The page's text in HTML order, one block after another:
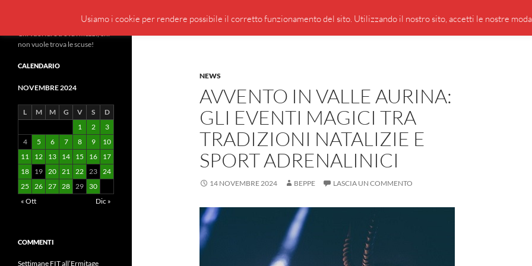
Vai
contenuto
PRESENTAZIONE DI GIUSEPPE BORSOI
NEWS
AVVENTO IN VALLE AURINA:
GLI EVENTI MAGICI TRA
TRADIZIONI NATALIZIE E
SPORT ADRENALINICI
14 NOVEMBRE 2024 BEPPE LASCIA UN COMMENTO
Chi vuol fare trova i mezzi, chi
non vuole trova le scuse!
CALENDARIO
NOVEMBRE 2024
L M M G V S
D
1
2
3
4
5 6 7 8 9
10
11
12 13 14 15 16
17
18
19 20 21 22 23 24
25
26 27 28 29
30
« Ott
Dic »
COMMENTI
Settimane FIT all’Ermitage
Usiamo i cookie per rendere possibile il corretto funzionamento del sito. Utilizzando il nostro sito, accetti le nostre